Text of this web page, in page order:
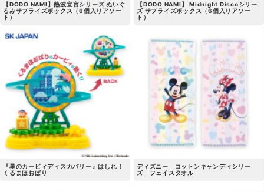
【DODO NAMI】熱波宣言シリーズ ぬいぐ
るみサプライズボックス（6個入りアソー
ト）
【DODO NAMI】 Midnight Discoシリー
ズ サプライズボックス（6個入りアソー
ト）
『星のカービィディスカバリー』はしれ！
くるまほおばり
ディズニー コットンキャンディシリー
ズ フェイスタオル